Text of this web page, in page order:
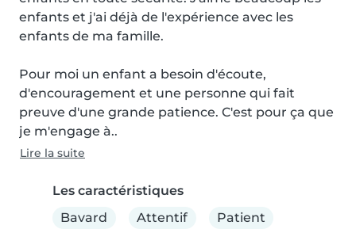
enfants et j'ai déjà de l'expérience avec les
enfants de ma famille.
Pour moi un enfant a besoin d'écoute,
d'encouragement et une personne qui fait
preuve d'une grande patience. C'est pour ça que
je m'engage à..
Lire la suite
Les caractéristiques
Bavard
Attentif Patient